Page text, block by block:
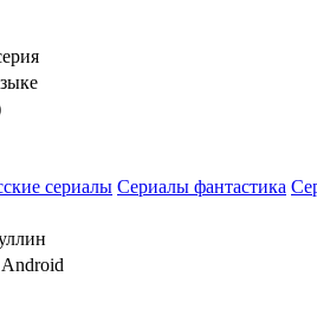
сериалы Сериалы фантастика